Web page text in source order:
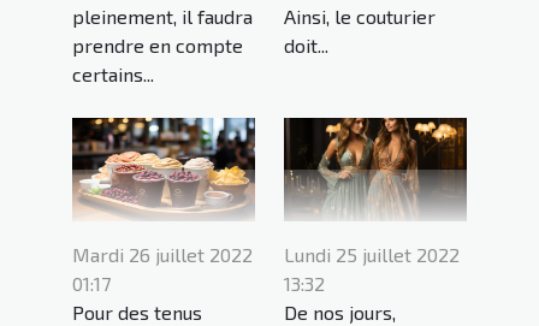
pleinement, il faudra
prendre en compte
certains...
Ainsi, le couturier
doit...
Mardi 26 juillet 2022
01:17
Pour des tenus
Lundi 25 juillet 2022
13:32
De nos jours,